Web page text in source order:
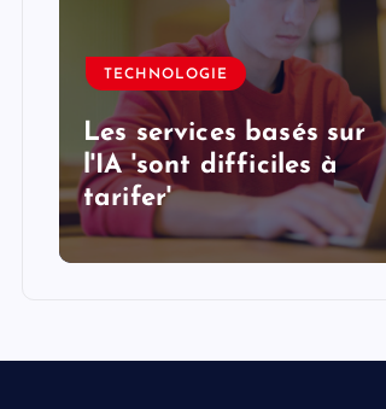
TECHNOLOGIE
Les services basés sur
l'IA 'sont difficiles à
tarifer'